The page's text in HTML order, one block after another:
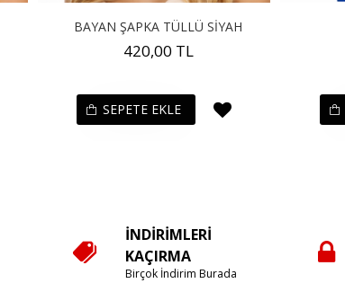
BAYAN ŞAPKA TÜLLÜ SİYAH
420,00 TL
SEPETE EKLE
İNDIRIMLERI
KAÇIRMA
Birçok İndirim Burada